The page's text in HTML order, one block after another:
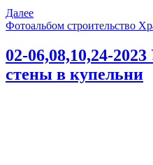
Далее
Фотоальбом строительство
02-06,08,10,24-
стены в купельни